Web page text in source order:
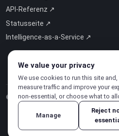
API-Referenz ↗
Statusseite ↗
Intelligence-as-a-Service ↗
© 2026 CloudSigma Holding AG.Alle
Datenschutzerklärung·
We value your privacy
We use cookies to run this site
measure traffic and improve your
non-essential, or choose what to
Manage
Reject